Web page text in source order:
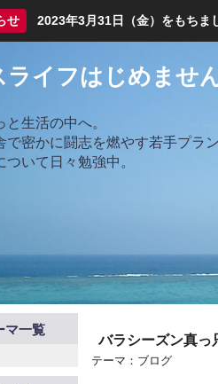
せ 2023年3月31日（金）をもちま
ライフはじめませ
と生活の中へ。
で密かに闘志を燃やす若手プラ
ついて日々勉強中。
バラシーズン真っ
テーマ： ブログ
マ一覧